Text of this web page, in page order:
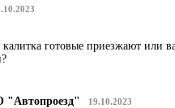
калитка готовые приезжают или
19.10.2023